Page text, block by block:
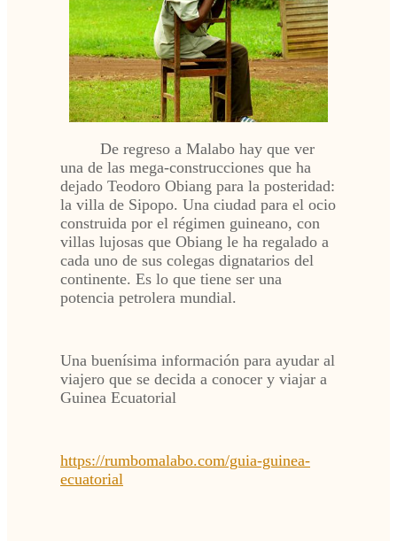
De regreso a Malabo hay que ver
una de las mega-construcciones que ha
dejado Teodoro Obiang para la posteridad:
la villa de Sipopo. Una ciudad para el ocio
construida por el régimen guineano, con
villas lujosas que Obiang le ha regalado a
cada uno de sus colegas dignatarios del
continente. Es lo que tiene ser una
potencia petrolera mundial.
Una buenísima información para ayudar al
viajero que se decida a conocer y viajar a
Guinea Ecuatorial
https://rumbomalabo.com/guia-guinea-
ecuatorial